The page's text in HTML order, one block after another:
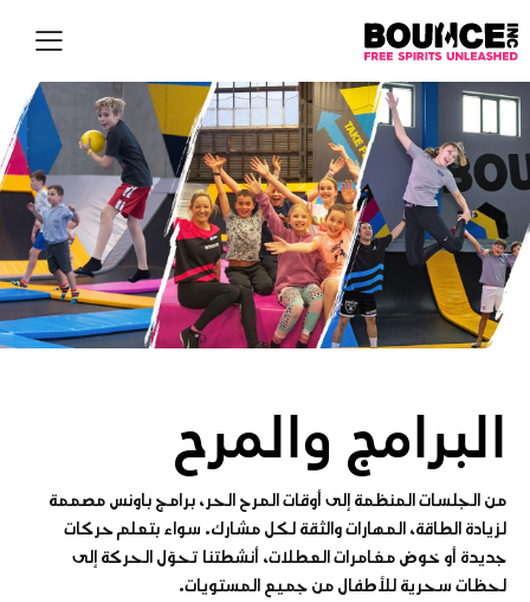
EN
البرامج والمرح
من الجلسات المنظمة إلى أوقات المرح الحر، برامج باونس مصممة
لزيادة الطاقة، المهارات والثقة لكل مشارك. سواء بتعلم حركات
جديدة أو خوض مغامرات العطلات، أنشطتنا تحوّل الحركة إلى
لحظات سحرية للأطفال من جميع المستويات.